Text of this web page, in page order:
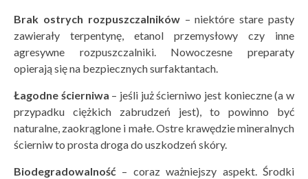
Brak ostrych rozpuszczalników– niektóre stare pasty
zawierały terpentynę, etanol przemysłowy czy inne
agresywne rozpuszczalniki. Nowoczesne preparaty
opierają się na bezpiecznych surfaktantach.
Łagodne ścierniwa – jeśli już ścierniwo jest konieczne (a w
przypadku ciężkich zabrudzeń jest), to powinno być
naturalne, zaokrąglone i małe. Ostre krawędzie mineralnych
ścierniw to prosta droga do uszkodzeń skóry.
Biodegradowalność – coraz ważniejszy aspekt. Środki